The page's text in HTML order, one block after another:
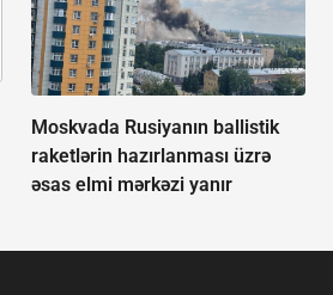
Moskvada Rusiyanın ballistik
raketlərin hazırlanması üzrə
əsas elmi mərkəzi yanır